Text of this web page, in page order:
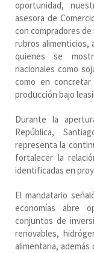
oportunidad,
asesora de
con compradores
rubros alimenticios,
quienes se
nacionales como
como en
producción bajo
Durante la
República,
representa la
fortalecer la
identificadas en
El mandatario
economías abre
conjuntos de
renovables,
alimentaria,